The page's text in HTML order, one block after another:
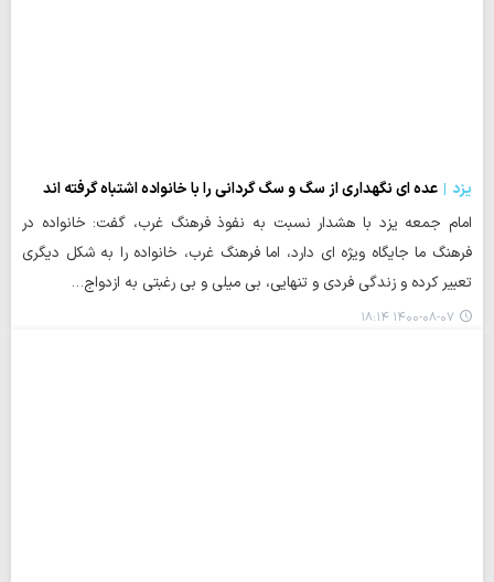
یزد
عده ای نگهداری از سگ و سگ گردانی را با خانواده اشتباه گرفته اند
امام جمعه یزد با هشدار نسبت به نفوذ فرهنگ غرب، گفت: خانواده در
فرهنگ ما جایگاه ویژه ای دارد، اما فرهنگ غرب، خانواده را به شکل دیگری
تعبیر کرده و زندگی فردی و تنهایی، بی میلی و بی رغبتی به ازدواج…
۱۴۰۰-۰۸-۰۷ ۱۸:۱۴